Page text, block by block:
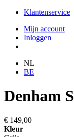
Klantenservice
Mijn account
Inloggen
NL
BE
Denham
€ 149,00
Kleur